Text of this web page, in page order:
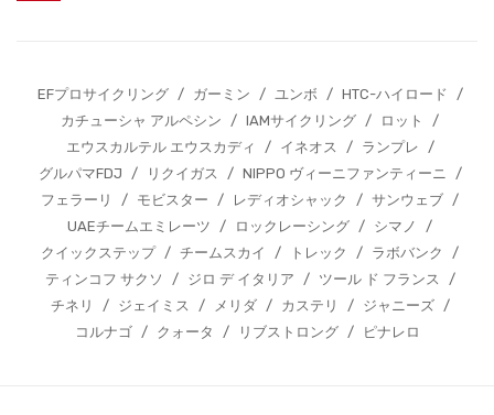
EFプロサイクリング / ガーミン / ユンボ / HTC-ハイロード /
カチューシャ アルペシン / IAMサイクリング / ロット
/
エウスカルテル エウスカディ
/ イネオス / ランプレ /
グルパマFDJ / リクイガス / NIPPO ヴィーニファンティーニ /
フェラーリ
/ モビスター / レディオシャック / サンウェブ /
UAEチームエミレーツ / ロックレーシング / シマノ
/
クイックステップ / チームスカイ / トレック / ラボバンク
/
ティンコフ サクソ
/ ジロ デ イタリア / ツール ド フランス
/
チネリ
/ ジェイミス / メリダ / カステリ / ジャニーズ /
コルナゴ / クォータ / リブストロング / ピナレロ